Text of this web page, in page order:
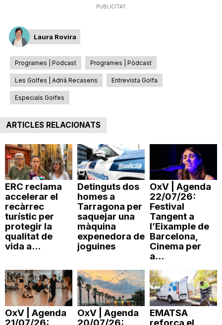
PUBLICITAT
Laura Rovira
Programes | Podcast Programes | Pòdcast
Les Golfes | Adrià Recasens Entrevista Golfa
Especials Golfes
ARTICLES RELACIONATS
ERC reclama
accelerar el
recàrrec
turístic per
protegir la
qualitat de
vida a...
Detinguts dos
homes a
Tarragona per
saquejar una
màquina
expenedora de
joguines
OxV | Agenda
22/07/26:
Festival
Tangent a
l’Eixample de
Barcelona,
Cinema per
a...
OxV | Agenda
21/07/26:
OxV | Agenda
20/07/26:
EMATSA
reforça el